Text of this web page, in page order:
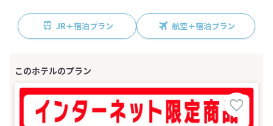
JR＋宿泊プラン 航空＋宿泊プラン